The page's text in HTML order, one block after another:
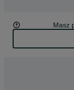
doskonałym
Masz